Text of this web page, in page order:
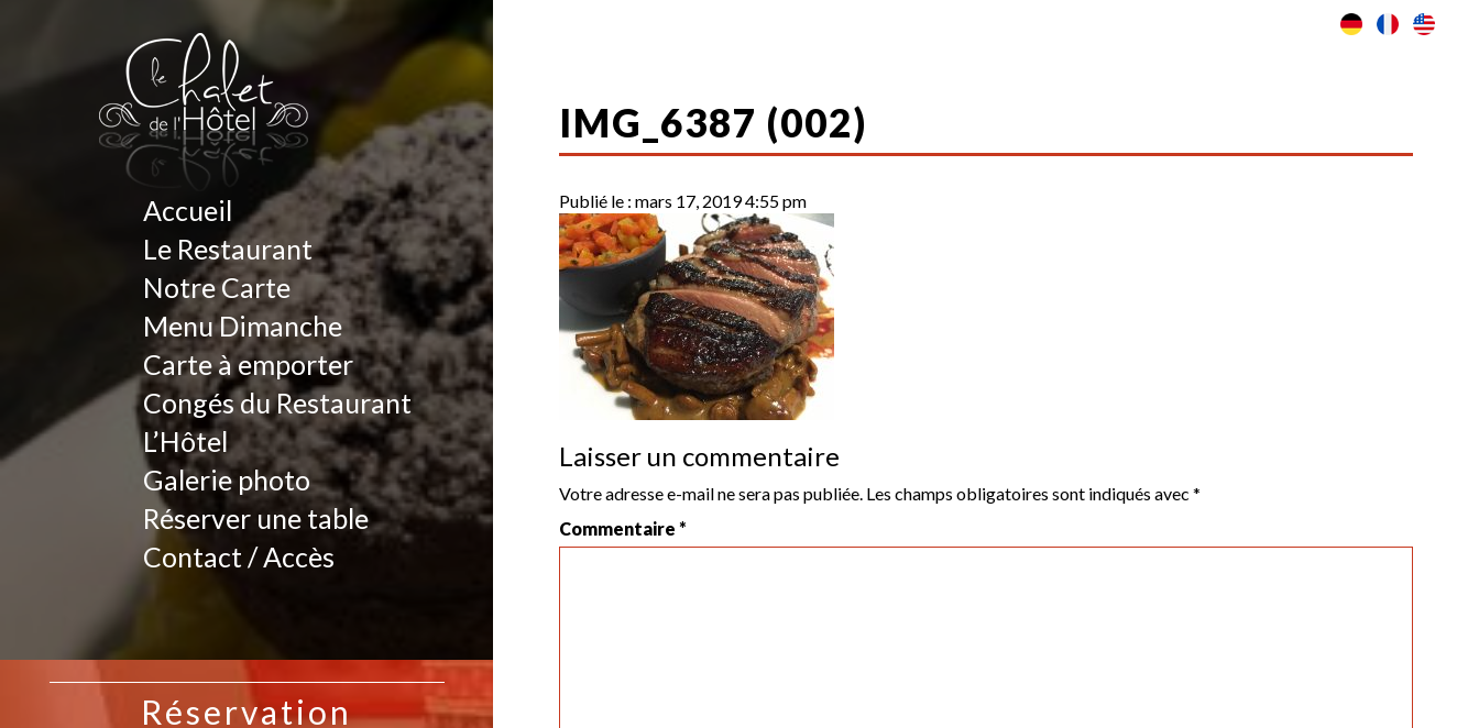
Accueil
Le Restaurant
Notre Carte
Menu Dimanche
Carte à emporter
Congés du Restaurant
L’Hôtel
Galerie photo
Réserver une table
Contact / Accès
IMG_6387 (002)
Publié le :mars 17, 2019 4:55 pm
Laisser un commentaire
Votre adresse e-mail ne sera pas publiée. Les champs obligatoires sont indiqués avec*
Commentaire*
Réservation